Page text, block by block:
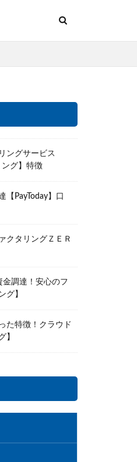
ングサービス
ング】特徴
【PayToday】口
クタリングＺＥＲ
金調達！安心のフ
グ】
た特徴！クラウド
】